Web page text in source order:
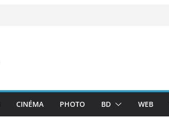
CINÉMA PHOTO BD WEB